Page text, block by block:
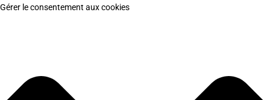
Gérer le consentement aux cookies